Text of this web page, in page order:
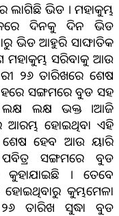
ଲାଗିଛି ଭିଡ । ମହାକୁମ୍ଭ
ଦିନକୁ ଦିନ ଭିଡ
ଭିଡ ଆହୁରି ସାଙ୍ଘାତିକ
ମହାକୁମ୍ଭ ସରିବାକୁ ଆଉ
୨୬ ତାରିଖରେ ଶେଷ
ସଙ୍ଗମରେ ବୁଡ ସହ
ଲକ୍ଷ ଭକ୍ତ ।ଆଜି
ଆରମ୍ଭ ହୋଇଥିବା ଏହି
ଶେଷ ହେବ ଆଉ ୟାରି
ସଙ୍ଗମରେ ବୁଡ
। ତେବେ
ହୋଇଥିବାରୁ କୁମ୍ଭମେଳା
ତାରିଖ ସୁଦ୍ଧା ବୁଡ